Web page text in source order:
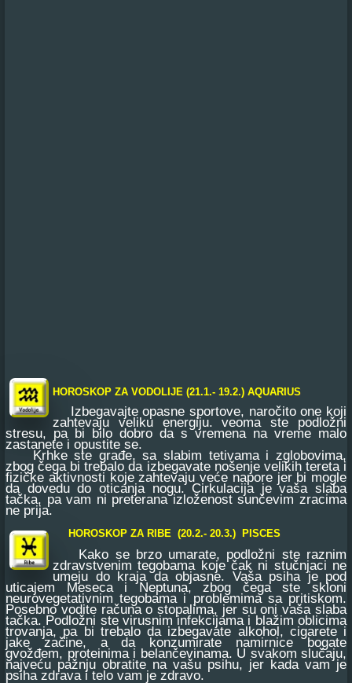
HOROSKOP ZA VODOLIJE (21.1.- 19.2.) AQUARIUS
Izbegavajte opasne sportove, naročito one koji
zahtevaju veliku energiju. veoma ste podložni
stresu, pa bi bilo dobro da s vremena na vreme malo
zastanete i opustite se.
Krhke ste građe, sa slabim tetivama i zglobovima,
zbog čega bi trebalo da izbegavate nošenje velikih tereta i
fizičke aktivnosti koje zahtevaju veće napore jer bi mogle
da dovedu do oticanja nogu. Cirkulacija je vaša slaba
tačka, pa vam ni preterana izloženost sunčevim zracima
ne prija.
HOROSKOP ZA RIBE (20.2.- 20.3.) PISCES
Kako se brzo umarate, podložni ste raznim
zdravstvenim tegobama koje čak ni stučnjaci ne
umeju do kraja da objasne. Vaša psiha je pod
uticajem Meseca i Neptuna, zbog čega ste skloni
neurovegetativnim tegobama i problemima sa pritiskom.
Posebno vodite računa o stopalima, jer su oni vaša slaba
tačka. Podložni ste virusnim infekcijama i blažim oblicima
trovanja, pa bi trebalo da izbegavate alkohol, cigarete i
jake začine, a da konzumirate namirnice bogate
gvožđem, proteinima i belančevinama. U svakom slučaju,
najveću pažnju obratite na vašu psihu, jer kada vam je
psiha zdrava i telo vam je zdravo.